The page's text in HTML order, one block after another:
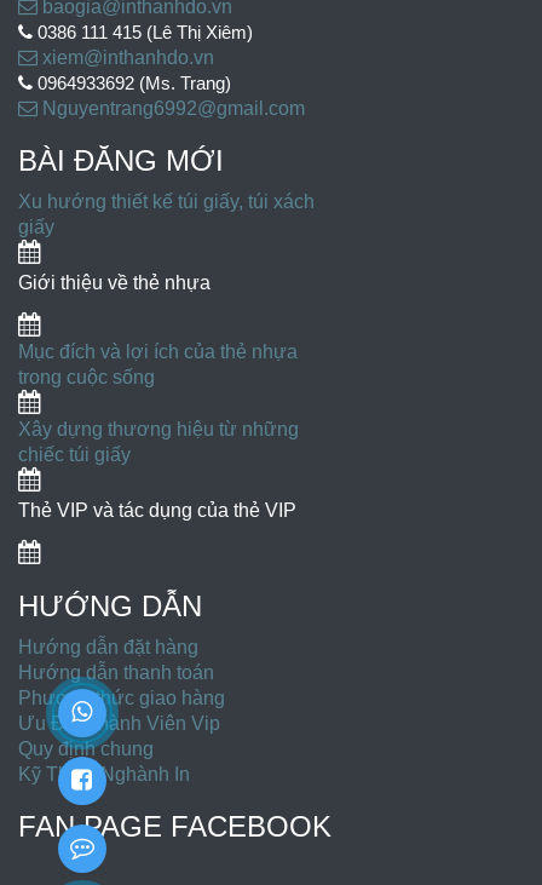
baogia@inthanhdo.vn
0386 111 415 (Lê Thị Xiêm)
xiem@inthanhdo.vn
0964933692 (Ms. Trang)
Nguyentrang6992@gmail.com
BÀI ĐĂNG MỚI
Xu hướng thiết kế túi giấy, túi xách
giấy
Giới thiệu về thẻ nhựa
Mục đích và lợi ích của thẻ nhựa
trong cuộc sống
Xây dựng thương hiệu từ những
chiếc túi giấy
Thẻ VIP và tác dụng của thẻ VIP
HƯỚNG DẪN
Hướng dẫn đặt hàng
Hướng dẫn thanh toán
Phương thức giao hàng
Ưu Đãi Thành Viên Vip
Quy định chung
Kỹ Thuật Nghành In
FAN PAGE FACEBOOK